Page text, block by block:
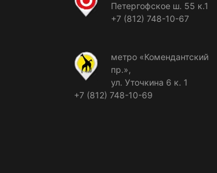
Петергофское ш. 55 к.1
+7 (812) 748-10-67
метро «Комендантский
пр.»,
ул. Уточкина 6 к. 1
+7 (812) 748-10-69